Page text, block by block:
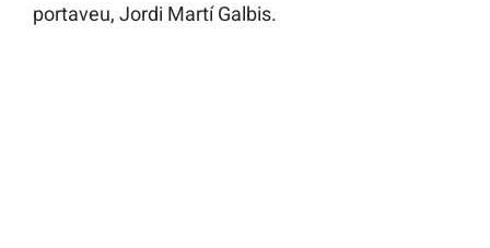
portaveu, Jordi Martí Galbis.